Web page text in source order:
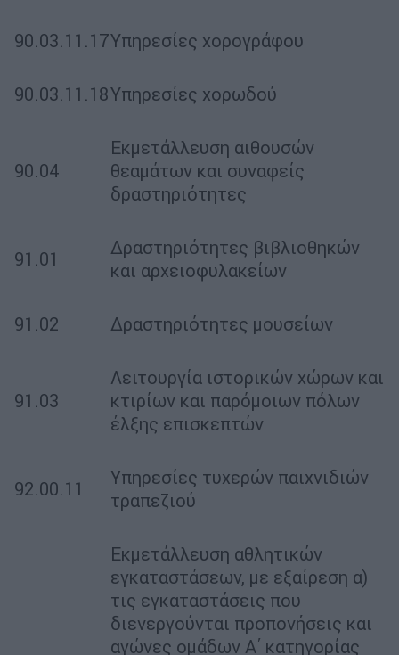
90.03.11.17Υπηρεσίες χορογράφου
90.03.11.18Υπηρεσίες χορωδού
90.04
Εκμετάλλευση αιθουσών
θεαμάτων και συναφείς
δραστηριότητες
91.01
Δραστηριότητες βιβλιοθηκών
και αρχειοφυλακείων
91.02 Δραστηριότητες μουσείων
91.03
Λειτουργία ιστορικών χώρων και
κτιρίων και παρόμοιων πόλων
έλξης επισκεπτών
92.00.11
Υπηρεσίες τυχερών παιχνιδιών
τραπεζιού
Εκμετάλλευση αθλητικών
εγκαταστάσεων, με εξαίρεση α)
τις εγκαταστάσεις που
διενεργούνται προπονήσεις και
αγώνες ομάδων Α΄ κατηγορίας